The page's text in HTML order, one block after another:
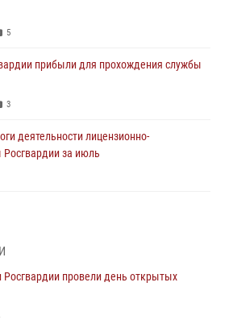
5
прибыли для прохождения службы
3
деятельности лицензионно-
за июль
2
Аверин выступил на Всероссийском
форуме «Территория смыслов»
Росгвардии провели день открытых